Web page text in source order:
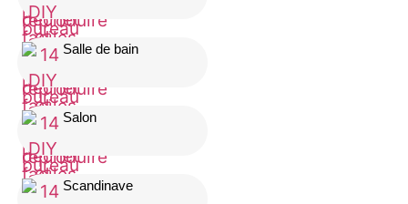
Salle de bain
Salon
Scandinave